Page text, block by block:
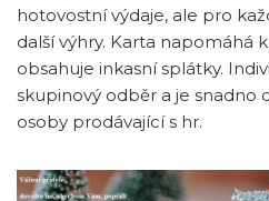
hotovostní výdaje, ale pro
další výhry. Karta napomáhá
obsahuje inkasní splátky.
skupinový odběr a je snadno
osoby prodávající s hr.